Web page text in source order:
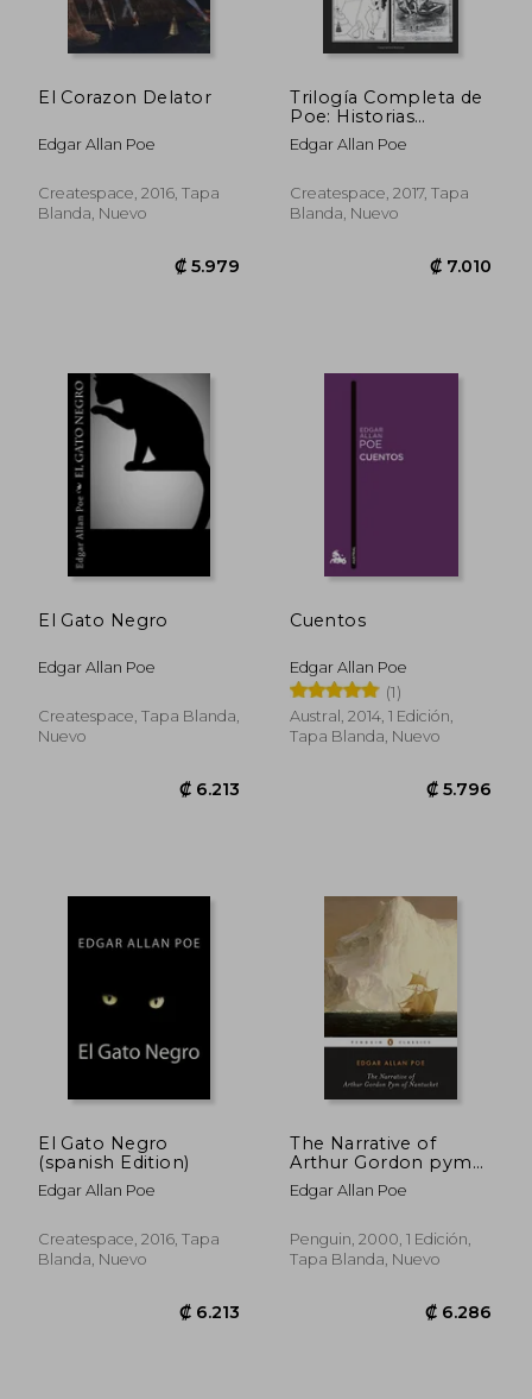
₡ 7.448 ₡
El Corazon Delator
Edgar Allan Poe
Createspace, 2016, Tapa
Blanda, Nuevo
Trilogía Completa de
Poe: Historias
Misteriosas del
Detective Auguste
Crímenes de la Calle
Morgue”, “el Misterio
Edgar Allan Poe
Createspace, 2017, Tapa
Blanda, Nuevo
El Gato Negro
Edgar Allan Poe
Createspace, Tapa Blanda,
Nuevo
Cuentos
Edgar Allan Poe
(1)
Austral, 2014, 1 Edición,
Tapa Blanda, Nuevo
El Gato Negro
(spanish Edition)
Edgar Allan Poe
Createspace, 2016, Tapa
Blanda, Nuevo
The Narrative of
Arthur Gordon pym
of Nantucket
(Penguin Classics) (en
Edgar Allan Poe
Penguin, 2000, 1 Edición,
Tapa Blanda, Nuevo